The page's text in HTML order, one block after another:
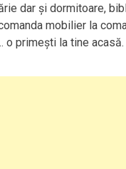
dar şi dormitoare,
mobilier la
primeşti la tine acasă.